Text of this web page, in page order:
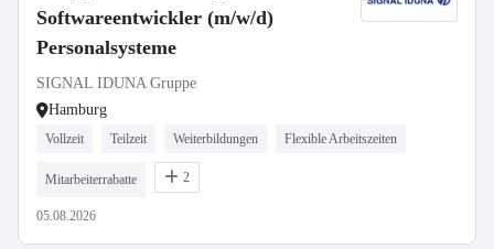
Softwareentwickler (m/w/d)
Personalsysteme
SIGNAL IDUNA Gruppe
Hamburg
Vollzeit Teilzeit Weiterbildungen Flexible Arbeitszeiten
Mitarbeiterrabatte 2
05.08.2026